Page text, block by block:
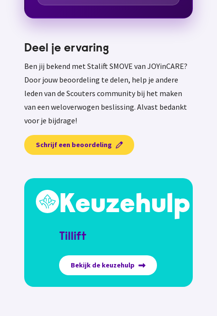
Deel je ervaring
Ben jij bekend met Stalift SMOVE van JOYinCARE?
Door jouw beoordeling te delen, help je andere
leden van de Scouters community bij het maken
van een weloverwogen beslissing. Alvast bedankt
voor je bijdrage!
Schrijf een beoordeling
Keuzehulp
Tillift
Bekijk de keuzehulp